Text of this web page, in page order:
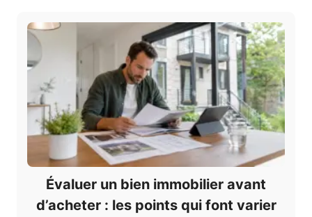
Évaluer un bien immobilier avant
d’acheter : les points qui font varier